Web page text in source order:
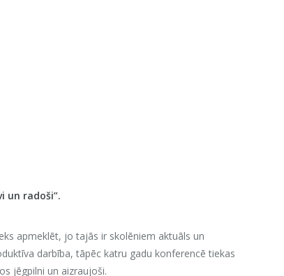
un radoši”.
apmeklēt, jo tajās ir skolēniem aktuāls un
darbība, tāpēc katru gadu konferencē tiekas
jēgpilni un aizraujoši.